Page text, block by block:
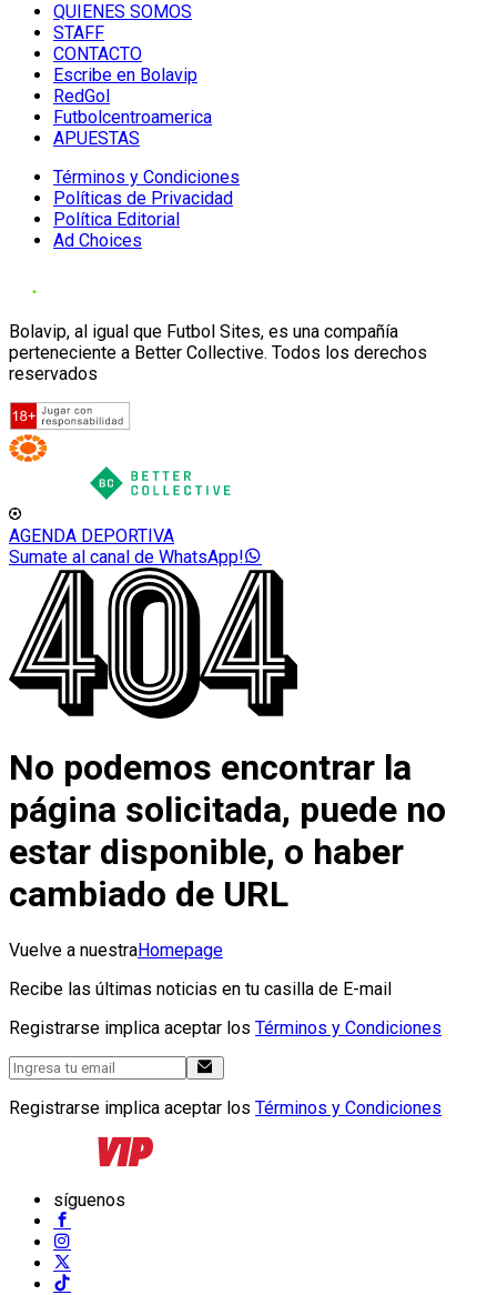
QUIENES SOMOS
STAFF
CONTACTO
Escribe en Bolavip
RedGol
Futbolcentroamerica
APUESTAS
Términos y Condiciones
Políticas de Privacidad
Política Editorial
Ad Choices
Bolavip, al igual que Futbol Sites, es una compañía
perteneciente a Better Collective. Todos los derechos
reservados
AGENDA DEPORTIVA
Sumate al canal de WhatsApp!
No podemos encontrar la
página solicitada, puede no
estar disponible, o haber
cambiado de URL
Vuelve a nuestraHomepage
Recibe las últimas noticias en tu casilla de E-mail
Registrarse implica aceptar los Términos y Condiciones
Registrarse implica aceptar los Términos y Condiciones
síguenos